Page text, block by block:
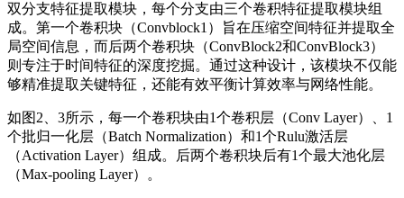
双分支特征提取模块，每个分支由三个卷积特征提取模块组
成。第一个卷积块（Convblock1）旨在压缩空间特征并提取全
局空间信息，而后两个卷积块（ConvBlock2和ConvBlock3）
则专注于时间特征的深度挖掘。通过这种设计，该模块不仅能
够精准提取关键特征，还能有效平衡计算效率与网络性能。
如图2、3所示，每一个卷积块由1个卷积层（Conv Layer）、1
个批归一化层（Batch Normalization）和1个Rulu激活层
（Activation Layer）组成。后两个卷积块后有1个最大池化层
（Max-pooling Layer）。